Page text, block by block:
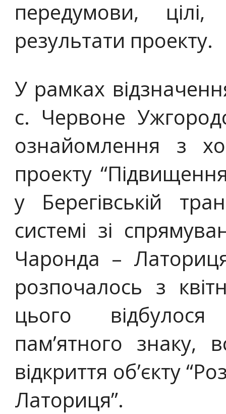
передумови,
результати проекту.
У рамках
с. Червоне
ознайомлення з
проекту
у Берегівській
системі зі
Чаронда –
розпочалось з
цього
пам’ятного знаку,
відкриття об’єкту
Латориця”.